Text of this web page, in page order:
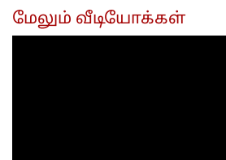
மேலும் வீடியோக்கள்